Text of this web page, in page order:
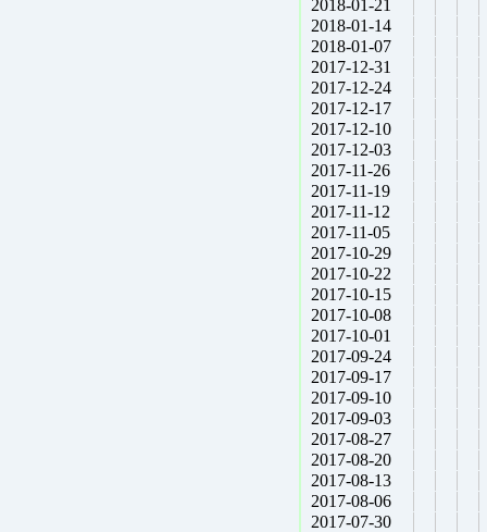
2018-01-21
2018-01-14
2018-01-07
2017-12-31
2017-12-24
2017-12-17
2017-12-10
2017-12-03
2017-11-26
2017-11-19
2017-11-12
2017-11-05
2017-10-29
2017-10-22
2017-10-15
2017-10-08
2017-10-01
2017-09-24
2017-09-17
2017-09-10
2017-09-03
2017-08-27
2017-08-20
2017-08-13
2017-08-06
2017-07-30